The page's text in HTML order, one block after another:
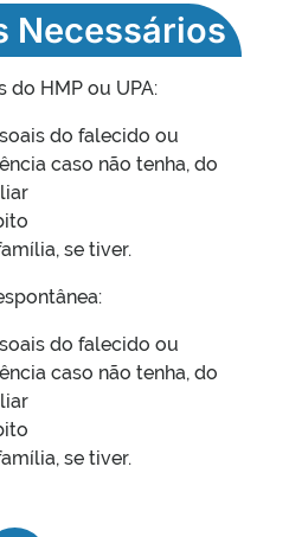
Necessários
do HMP ou UPA:
do falecido ou
caso não tenha, do
se tiver.
do falecido ou
caso não tenha, do
se tiver.